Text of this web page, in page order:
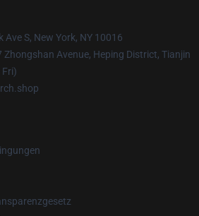
Ave S, New York, NY 10016
Zhongshan Avenue, Heping District, Tianjin